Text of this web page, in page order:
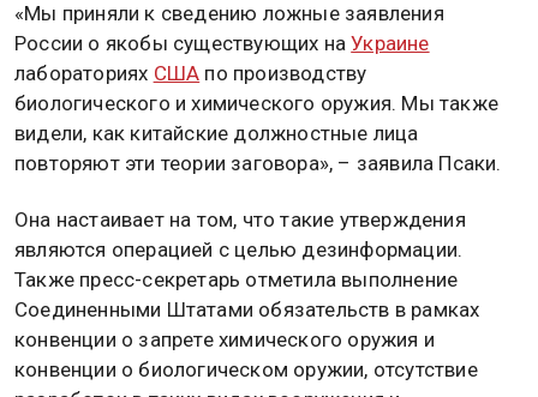
«Мы приняли к сведению ложные заявления
России о якобы существующих наУкраине
лабораториях США по производству
биологического и химического оружия. Мы также
видели, как китайские должностные лица
повторяют эти теории заговора», – заявила Псаки.
Она настаивает на том, что такие утверждения
являются операцией с целью дезинформации.
Также пресс-секретарь отметила выполнение
Соединенными Штатами обязательств в рамках
конвенции о запрете химического оружия и
конвенции о биологическом оружии, отсутствие